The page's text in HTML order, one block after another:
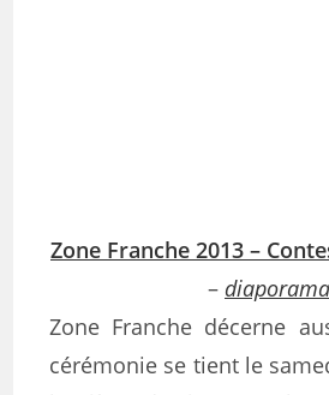
Zone Franche 2013 –
– diaporama
Zone Franche décerne
cérémonie se tient le